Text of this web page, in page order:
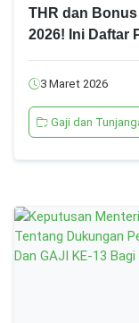
THR dan
2026! Ini Daftar
3 Maret 2026
Gaji dan